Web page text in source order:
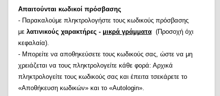
Απαιτούνται κωδικοί πρόσβασης
- Παρακαλούμε πληκτρολογήστε τους κωδικούς πρόσβασης
με λατινικούς χαρακτήρες - μικρά γράμματα(Προσοχή όχι
κεφαλαία).
- Μπορείτε να αποθηκεύσετε τους κωδικούς σας, ώστε να μη
χρειάζεται να τους πληκτρολογείτε κάθε φορά: Αρχικά
πληκτρολογείτε τους κωδικούς σας και έπειτα τσεκάρετε το
«Αποθήκευση κωδικών» και το «Autologin».